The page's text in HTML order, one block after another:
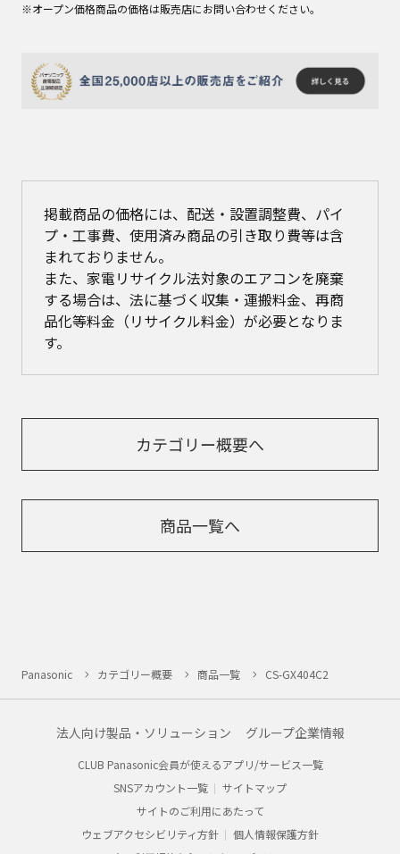
※オープン価格商品の価格は販売店にお問い合わせください。
掲載商品の価格には、配送・設置調整費、パイ
プ・工事費、使用済み商品の引き取り費等は含
まれておりません。
また、家電リサイクル法対象のエアコンを廃棄
する場合は、法に基づく収集・運搬料金、再商
品化等料金（リサイクル料金）が必要となりま
す。
カテゴリー概要へ
商品一覧へ
Panasonic カテゴリー概要 商品一覧 CS-GX404C2
法人向け製品・ソリューション グループ企業情報
CLUB Panasonic会員が使えるアプリ/サービス一覧
SNSアカウント一覧
サイトマップ
サイトのご利用にあたって
ウェブアクセシビリティ方針
個人情報保護方針